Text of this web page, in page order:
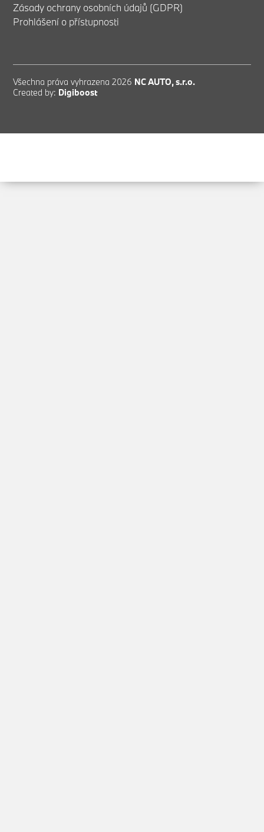
Zásady ochrany osobních údajů (GDPR)
Prohlášení o přístupnosti
Všechna práva vyhrazena 2026 NC AUTO, s.r.o.
Created by: Digiboost